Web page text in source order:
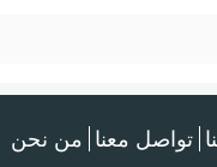
تواصل معنا من نحن